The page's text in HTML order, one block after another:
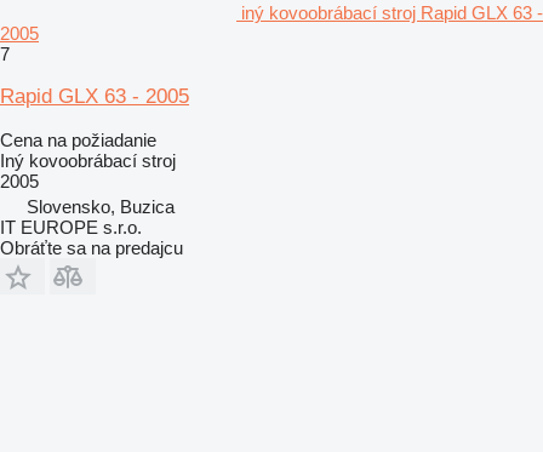
iný kovoobrábací stroj Rapid GLX 63 -
2005
7
Rapid GLX 63 - 2005
Cena na požiadanie
Iný kovoobrábací stroj
2005
Slovensko, Buzica
IT EUROPE s.r.o.
Obráťte sa na predajcu